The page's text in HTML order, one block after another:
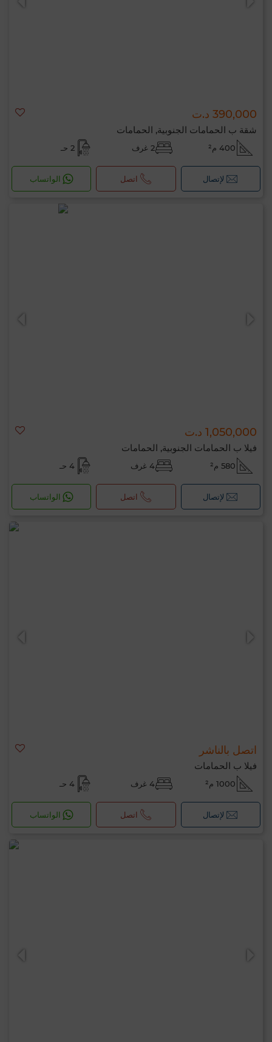
390,000 د.ت
شقة ب الحمامات الجنوبية, الحمامات
400 م² 2 غرف 2 حـ
لإتصال اتصل الواتساب
1,050,000 د.ت
فيلا ب الحمامات الجنوبية, الحمامات
580 م² 4 غرف 4 حـ
لإتصال اتصل الواتساب
اتصل بالناشر
فيلا ب الحمامات
1000 م² 4 غرف 4 حـ
لإتصال اتصل الواتساب